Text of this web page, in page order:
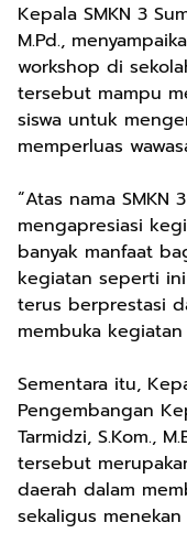
Kepala SMKN 3
M.Pd.,
workshop di
tersebut mampu
siswa untuk
memperluas
“Atas nama SMKN
mengapresiasi
banyak manfaat
kegiatan seperti
terus berprestasi
membuka
Sementara itu,
Pengembangan
Tarmidzi, S.Kom.,
tersebut
daerah dalam
sekaligus